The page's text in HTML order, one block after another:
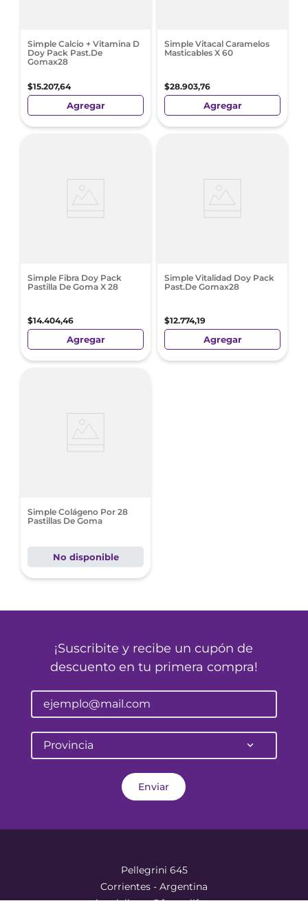
Simple Calcio + Vitamina D
Doy Pack Past.De
Gomax28
$15.207,64
Agregar
Simple Vitacal Caramelos
Masticables X 60
$28.903,76
Agregar
Simple Fibra Doy Pack
Pastilla De Goma X 28
$14.404,46
Agregar
Simple Vitalidad Doy Pack
Past.De Gomax28
$12.774,19
Agregar
Simple Colágeno Por 28
Pastillas De Goma
No disponible
¡Suscribite y recibe un cupón de
descuento en tu primera compra!
Provincia
Enviar
Pellegrini 645
Corrientes - Argentina
atencionalcliente@farmalife.com.ar